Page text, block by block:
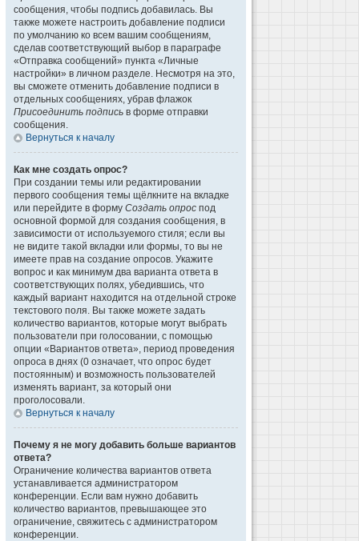
сообщения, чтобы подпись добавилась. Вы
также можете настроить добавление подписи
по умолчанию ко всем вашим сообщениям,
сделав соответствующий выбор в параграфе
«Отправка сообщений» пункта «Личные
настройки» в личном разделе. Несмотря на это,
вы сможете отменить добавление подписи в
отдельных сообщениях, убрав флажок
Присоединить подпись в форме отправки
сообщения.
Вернуться к началу
Как мне создать опрос?
При создании темы или редактировании
первого сообщения темы щёлкните на вкладке
или перейдите в форму Создать опрос под
основной формой для создания сообщения, в
зависимости от используемого стиля; если вы
не видите такой вкладки или формы, то вы не
имеете прав на создание опросов. Укажите
вопрос и как минимум два варианта ответа в
соответствующих полях, убедившись, что
каждый вариант находится на отдельной строке
текстового поля. Вы также можете задать
количество вариантов, которые могут выбрать
пользователи при голосовании, с помощью
опции «Вариантов ответа», период проведения
опроса в днях (0 означает, что опрос будет
постоянным) и возможность пользователей
изменять вариант, за который они
проголосовали.
Вернуться к началу
Почему я не могу добавить больше вариантов
ответа?
Ограничение количества вариантов ответа
устанавливается администратором
конференции. Если вам нужно добавить
количество вариантов, превышающее это
ограничение, свяжитесь с администратором
конференции.